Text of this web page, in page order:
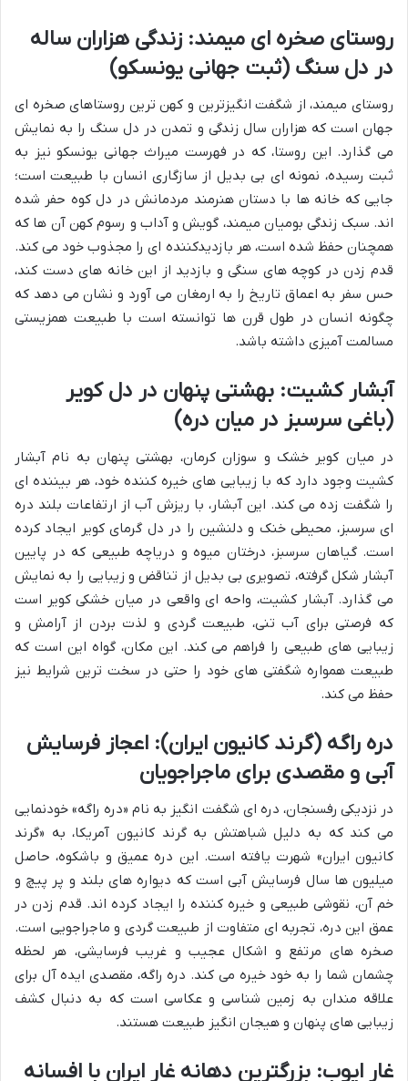
روستای صخره ای میمند: زندگی هزاران ساله
در دل سنگ (ثبت جهانی یونسکو)
روستای میمند، از شگفت انگیزترین و کهن ترین روستاهای صخره ای
جهان است که هزاران سال زندگی و تمدن در دل سنگ را به نمایش
می گذارد. این روستا، که در فهرست میراث جهانی یونسکو نیز به
ثبت رسیده، نمونه ای بی بدیل از سازگاری انسان با طبیعت است؛
جایی که خانه ها با دستان هنرمند مردمانش در دل کوه حفر شده
اند. سبک زندگی بومیان میمند، گویش و آداب و رسوم کهن آن ها که
همچنان حفظ شده است، هر بازدیدکننده ای را مجذوب خود می کند.
قدم زدن در کوچه های سنگی و بازدید از این خانه های دست کند،
حس سفر به اعماق تاریخ را به ارمغان می آورد و نشان می دهد که
چگونه انسان در طول قرن ها توانسته است با طبیعت همزیستی
مسالمت آمیزی داشته باشد.
آبشار کشیت: بهشتی پنهان در دل کویر
(باغی سرسبز در میان دره)
در میان کویر خشک و سوزان کرمان، بهشتی پنهان به نام آبشار
کشیت وجود دارد که با زیبایی های خیره کننده خود، هر بیننده ای
را شگفت زده می کند. این آبشار، با ریزش آب از ارتفاعات بلند دره
ای سرسبز، محیطی خنک و دلنشین را در دل گرمای کویر ایجاد کرده
است. گیاهان سرسبز، درختان میوه و دریاچه طبیعی که در پایین
آبشار شکل گرفته، تصویری بی بدیل از تناقض و زیبایی را به نمایش
می گذارد. آبشار کشیت، واحه ای واقعی در میان خشکی کویر است
که فرصتی برای آب تنی، طبیعت گردی و لذت بردن از آرامش و
زیبایی های طبیعی را فراهم می کند. این مکان، گواه این است که
طبیعت همواره شگفتی های خود را حتی در سخت ترین شرایط نیز
حفظ می کند.
دره راگه (گرند کانیون ایران): اعجاز فرسایش
آبی و مقصدی برای ماجراجویان
در نزدیکی رفسنجان، دره ای شگفت انگیز به نام «دره راگه» خودنمایی
می کند که به دلیل شباهتش به گرند کانیون آمریکا، به «گرند
کانیون ایران» شهرت یافته است. این دره عمیق و باشکوه، حاصل
میلیون ها سال فرسایش آبی است که دیواره های بلند و پر پیچ و
خم آن، نقوشی طبیعی و خیره کننده را ایجاد کرده اند. قدم زدن در
عمق این دره، تجربه ای متفاوت از طبیعت گردی و ماجراجویی است.
صخره های مرتفع و اشکال عجیب و غریب فرسایشی، هر لحظه
چشمان شما را به خود خیره می کند. دره راگه، مقصدی ایده آل برای
علاقه مندان به زمین شناسی و عکاسی است که به دنبال کشف
زیبایی های پنهان و هیجان انگیز طبیعت هستند.
غار ایوب: بزرگترین دهانه غار ایران با افسانه